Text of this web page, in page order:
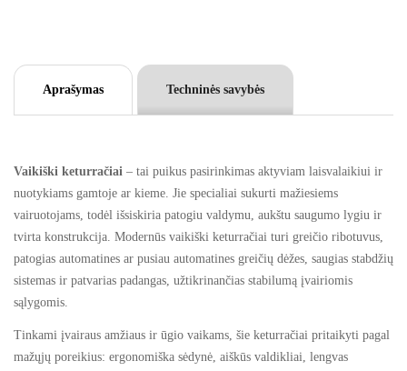
t
v
Aprašymas Techninės savybės
Vaikiški keturračiai – tai puikus pasirinkimas aktyviam laisvalaikiui ir
nuotykiams gamtoje ar kieme. Jie specialiai sukurti mažiesiems
vairuotojams, todėl išsiskiria patogiu valdymu, aukštu saugumo lygiu ir
tvirta konstrukcija. Modernūs vaikiški keturračiai turi greičio ribotuvus,
patogias automatines ar pusiau automatines greičių dėžes, saugias stabdžių
sistemas ir patvarias padangas, užtikrinančias stabilumą įvairiomis
sąlygomis.
Tinkami įvairaus amžiaus ir ūgio vaikams, šie keturračiai pritaikyti pagal
mažųjų poreikius: ergonomiška sėdynė, aiškūs valdikliai, lengvas